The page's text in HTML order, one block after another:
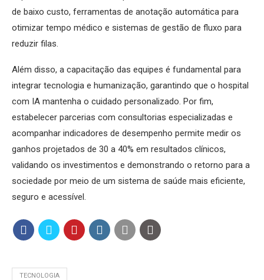
de baixo custo, ferramentas de anotação automática para
otimizar tempo médico e sistemas de gestão de fluxo para
reduzir filas.
Além disso, a capacitação das equipes é fundamental para
integrar tecnologia e humanização, garantindo que o hospital
com IA mantenha o cuidado personalizado. Por fim,
estabelecer parcerias com consultorias especializadas e
acompanhar indicadores de desempenho permite medir os
ganhos projetados de 30 a 40% em resultados clínicos,
validando os investimentos e demonstrando o retorno para a
sociedade por meio de um sistema de saúde mais eficiente,
seguro e acessível.
TECNOLOGIA